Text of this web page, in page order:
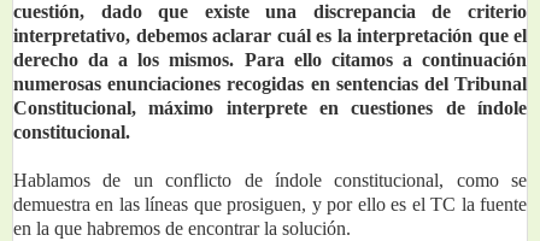
cuestión, dado que existe una discrepancia de criterio
interpretativo, debemos aclarar cuál es la interpretación que el
derecho da a los mismos. Para ello citamos a continuación
numerosas enunciaciones recogidas en sentencias del Tribunal
Constitucional, máximo interprete en cuestiones de índole
constitucional.
Hablamos de un conflicto de índole constitucional, como se
demuestra en las líneas que prosiguen, y por ello es el TC la fuente
en la que habremos de encontrar la solución.